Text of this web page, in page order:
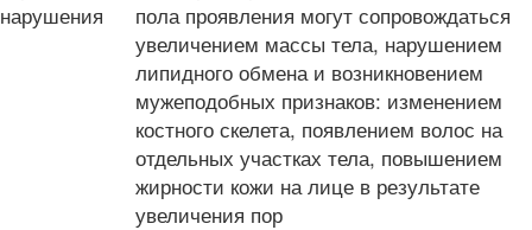
нарушения
пола проявления могут сопровождаться
увеличением массы тела, нарушением
липидного обмена и возникновением
мужеподобных признаков: изменением
костного скелета, появлением волос на
отдельных участках тела, повышением
жирности кожи на лице в результате
увеличения пор